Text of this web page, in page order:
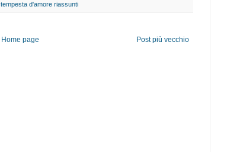
tempesta d'amore riassunti
Post più vecchio
Home page